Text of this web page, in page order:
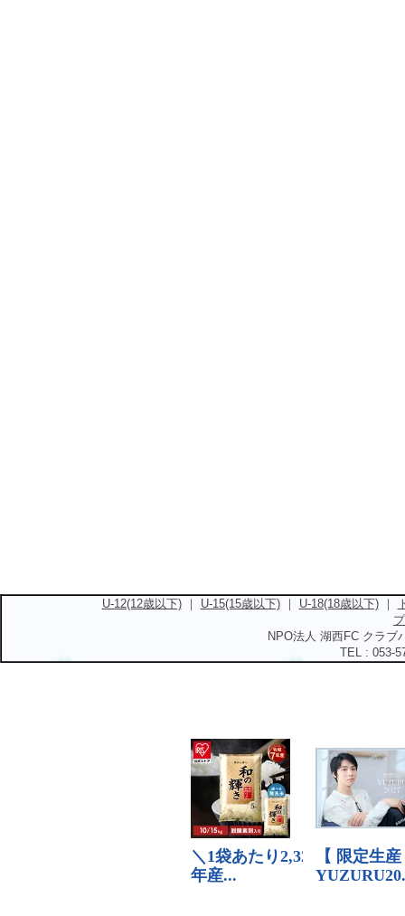
U-12(12歳以下)｜ U-15(15歳以下)｜ U-18(18歳以下)｜
NPO法人 湖西FC クラ
TEL : 053-